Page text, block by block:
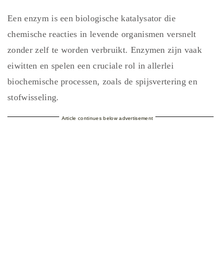
Een enzym is een biologische katalysator die
chemische reacties in levende organismen versnelt
zonder zelf te worden verbruikt. Enzymen zijn vaak
eiwitten en spelen een cruciale rol in allerlei
biochemische processen, zoals de spijsvertering en
stofwisseling.
Article continues below advertisement